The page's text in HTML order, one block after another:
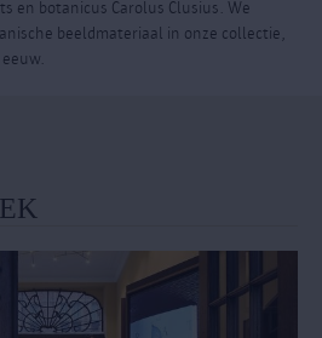
en botanicus Carolus Clusius. We
beeldmateriaal in onze collectie,